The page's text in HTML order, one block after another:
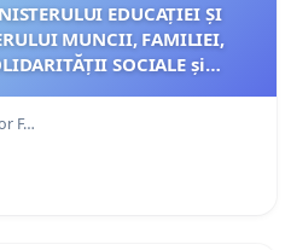
MUNCII, FAMILIEI,
SOCIALE și
F…